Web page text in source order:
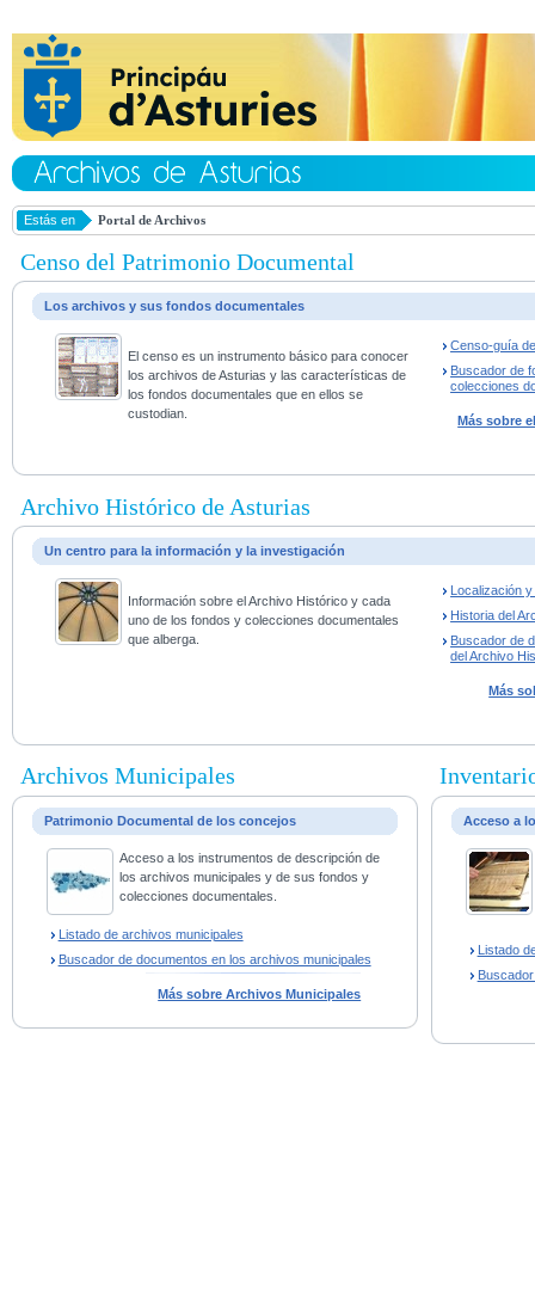
Estás en Portal de Archivos
Censo del Patrimonio Documental
Los archivos y sus fondos documentales
El censo es un instrumento básico para conocer
los archivos de Asturias y las características de
los fondos documentales que en ellos se
custodian.
Censo-guía
Buscador de
colecciones
Más sobre
Archivo Histórico de Asturias
Un centro para la información y la investigación
Información sobre el Archivo Histórico y cada
uno de los fondos y colecciones documentales
que alberga.
Localización
Historia del
Buscador de
del Archivo
Más
Archivos Municipales
Patrimonio Documental de los concejos
Acceso a los instrumentos de descripción de
los archivos municipales y de sus fondos y
colecciones documentales.
Listado de archivos municipales
Buscador de documentos en los archivos municipales
Más sobre Archivos Municipales
Acceso a
Listado